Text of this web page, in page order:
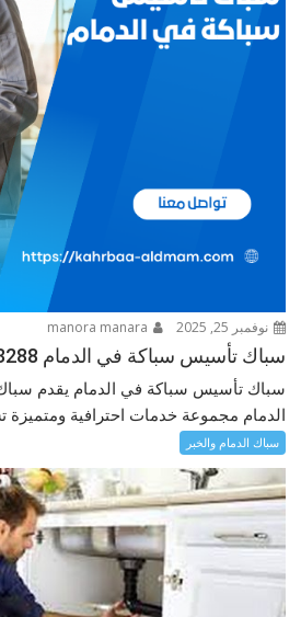
نوفمبر 25, 2025
سباك تأسيس سباكة في الدمام 0502893288
سباك تأسيس سباكة في الدمام يقدم
الدمام مجموعة خدمات احترافية ومتميزة
سباك الدمام والخبر